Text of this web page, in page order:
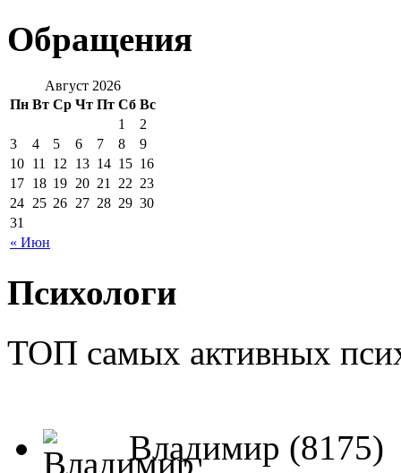
Обращения
Август 2026
Пн Вт Ср Чт Пт Сб Вс
« Июн
1
2
3
4 5 6 7 8
9
10 11 12 13 14 15 16
17 18 19 20 21 22 23
24 25 26 27 28 29 30
31
Психологи
ТОП самых активных
Владимир (8175)